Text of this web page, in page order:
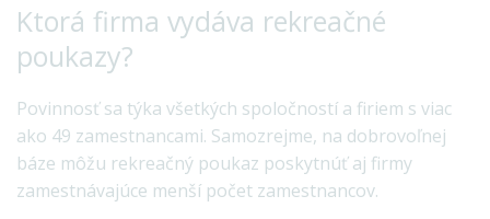
Ktorá firma vydáva rekreačné
poukazy?
Povinnosť sa týka všetkých spoločností a firiem s viac
ako 49 zamestnancami. Samozrejme, na dobrovoľnej
báze môžu rekreačný poukaz poskytnúť aj firmy
zamestnávajúce menší počet zamestnancov.